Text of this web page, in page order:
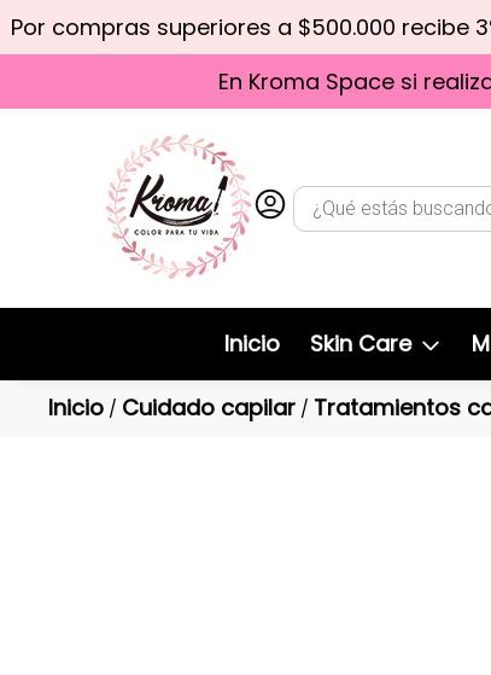
Por compras superiores a $500.000
En Kroma Space si
Inicio Skin Care
Inicio / Cuidado capilar / Tratamientos